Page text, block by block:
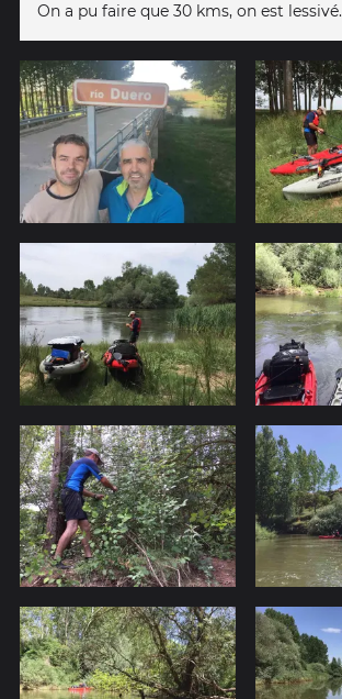
On a pu faire que 30 kms, on est lessivé.